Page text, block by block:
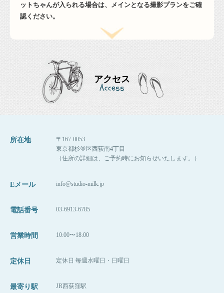
ットちゃんが入られる場合は、メインとなる撮影プランをご確
認ください。
アクセス
Access
所在地
〒167-0053
東京都杉並区西荻南4丁目
（住所の詳細は、ご予約時にお知らせいたします。）
Eメール info@studio-milk.jp
電話番号 03-6913-6785
営業時間 10:00〜18:00
定休日 定休日 毎週水曜日・日曜日
最寄り駅 JR西荻窪駅